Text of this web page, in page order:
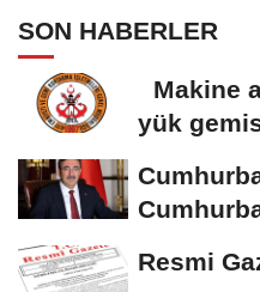
SON HABERLER
Makine
yük
Resmi